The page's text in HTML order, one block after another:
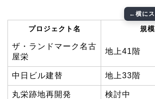
プロジェクト名 規模
ザ・ランドマーク名古
屋栄
地上41階
中日ビル建替 地上33階
丸栄跡地再開発 検討中